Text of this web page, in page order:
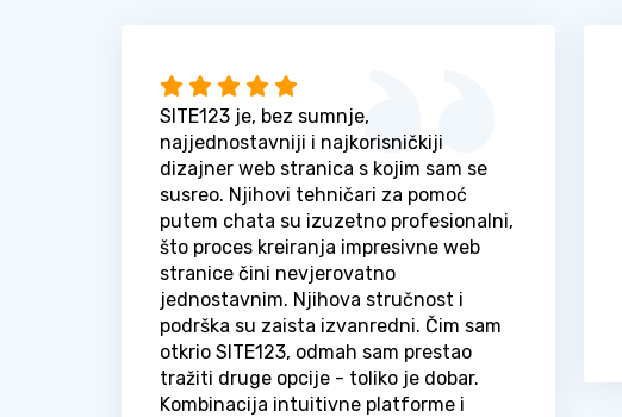
SITE123 je, bez sumnje,
najjednostavniji i najkorisničkiji
dizajner web stranica s kojim sam se
susreo. Njihovi tehničari za pomoć
putem chata su izuzetno profesionalni,
što proces kreiranja impresivne web
stranice čini nevjerovatno
jednostavnim. Njihova stručnost i
podrška su zaista izvanredni. Čim sam
otkrio SITE123, odmah sam prestao
tražiti druge opcije - toliko je dobar.
Kombinacija intuitivne platforme i